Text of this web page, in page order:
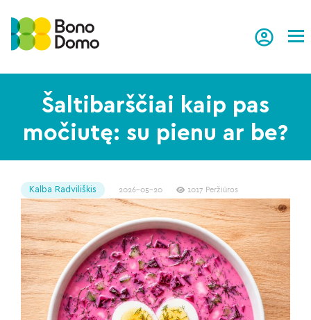
Šaltibarščiai kaip pas
močiutę: su pienu ar be?
Kalba Radviliškis 2026-05-20 1017 Peržiūros